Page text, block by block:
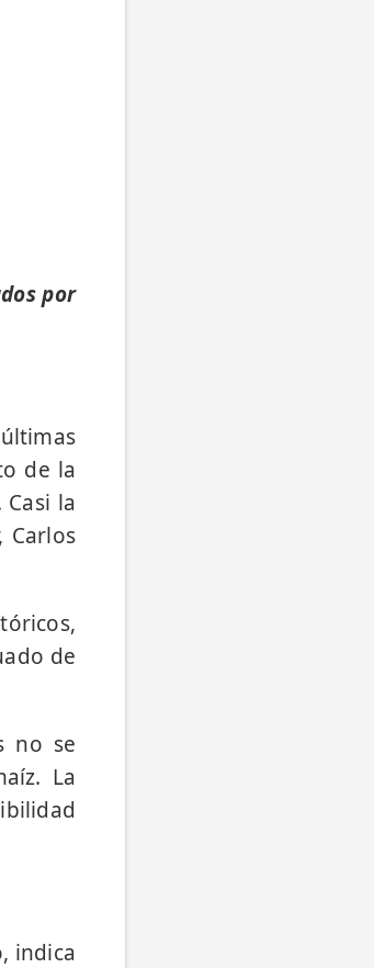
por
de la
la
Carlos
de
no se
La
indica